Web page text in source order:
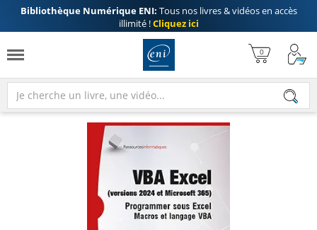
Bibliothèque Numérique ENI: Tous nos livres & vidéos en accès
illimité !Cliquez ici